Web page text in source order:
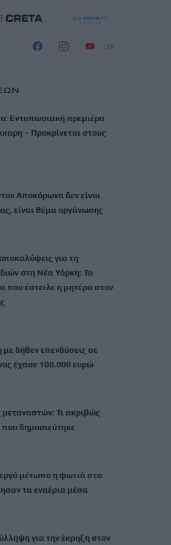
13K
Εντυπωσιακή πρεμιέρα
– Προκρίνεται στους
Αποκόρωνα δεν είναι
είναι θέμα οργάνωσης
για τη
στη Νέα Υόρκη: Το
που έστειλε η μητέρα στον
δήθεν επενδύσεις σε
έχασε 100.000 ευρώ
μεταναστών: Τι ακριβώς
δημοσιεύτηκε
μέτωπο η φωτιά στο
τα εναέρια μέσα
για την έκρηξη στον